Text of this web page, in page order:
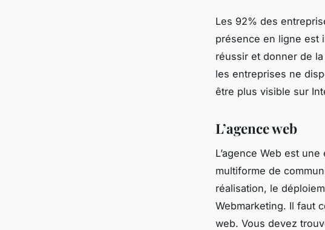
Les 92% des
présence en ligne est
réussir et donner de
les entreprises ne
être plus visible sur
L’agence web
L’agence Web est
multiforme de
réalisation, le
Webmarketing. Il faut
web. Vous devez